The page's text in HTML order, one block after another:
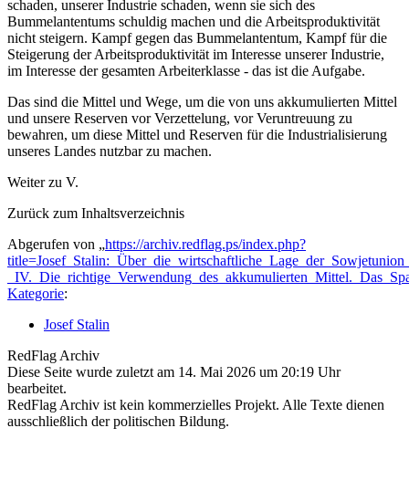
schaden, unserer Industrie schaden, wenn sie sich des
Bummelantentums schuldig machen und die Arbeitsproduktivität
nicht steigern. Kampf gegen das Bummelantentum, Kampf für die
Steigerung der Arbeitsproduktivität im Interesse unserer Industrie,
im Interesse der gesamten Arbeiterklasse - das ist die Aufgabe.
Das sind die Mittel und Wege, um die von uns akkumulierten Mittel
und unsere Reserven vor Verzettelung, vor Veruntreuung zu
bewahren, um diese Mittel und Reserven für die Industrialisierung
unseres Landes nutzbar zu machen.
Weiter zu V.
Zurück zum Inhaltsverzeichnis
Abgerufen von „https://archiv.redflag.ps/index.php?
Kategorie:
Josef Stalin
RedFlag Archiv
Diese Seite wurde zuletzt am 14. Mai 2026 um 20:19 Uhr
bearbeitet.
RedFlag Archiv ist kein kommerzielles Projekt. Alle Texte dienen
ausschließlich der politischen Bildung.